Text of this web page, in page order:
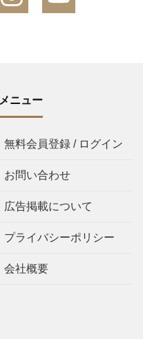
メニュー
無料会員登録 / ログイン
お問い合わせ
広告掲載について
プライバシーポリシー
会社概要